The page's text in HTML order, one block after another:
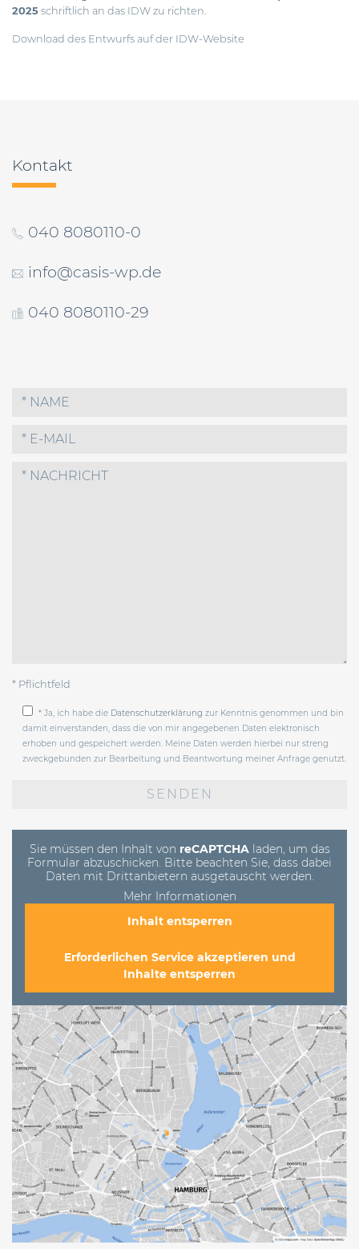
2025 schriftlich an das IDW zu richten.
Download des Entwurfs auf der IDW-Website
Kontakt
040 8080110-0
info@casis-wp.de
040 8080110-29
* Pflichtfeld
* Ja, ich habe die Datenschutzerklärung zur Kenntnis genommen und bin
damit einverstanden, dass die von mir angegebenen Daten elektronisch
erhoben und gespeichert werden. Meine Daten werden hierbei nur streng
zweckgebunden zur Bearbeitung und Beantwortung meiner Anfrage genutzt.
Sie müssen den Inhalt von reCAPTCHAladen, um das
Formular abzuschicken. Bitte beachten Sie, dass dabei
Daten mit Drittanbietern ausgetauscht werden.
Mehr Informationen
Inhalt entsperren
Erforderlichen Service akzeptieren und
Inhalte entsperren